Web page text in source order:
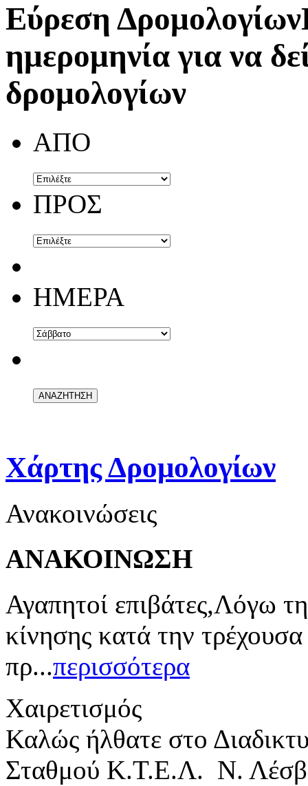
Εύρεση Δρομολογίων
ημερομηνία για να
δρομολογίων
ΑΠΟ
ΠΡΟΣ
ΗΜΕΡΑ
Χάρτης Δρομολογίων
Ανακοινώσεις
ΑΝΑΚΟΙΝΩΣΗ
Αγαπητοί επιβάτες,Λόγω
κίνησης κατά την
πρ...περισσότερα
Χαιρετισμός
Καλώς ήλθατε στο
Σταθμού Κ.Τ.Ε.Λ. Ν.